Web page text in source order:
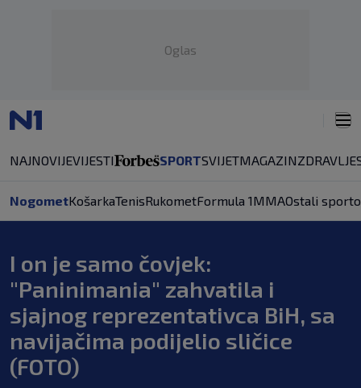
Oglas
NAJNOVIJEVIJESTI SPORTSVIJETMAGAZINZDRAVLJE
NogometKošarkaTenisRukometFormula 1MMAOstali
I on je samo čovjek:
"Paninimania" zahvatila i
sjajnog reprezentativca BiH, sa
navijačima podijelio sličice
(FOTO)